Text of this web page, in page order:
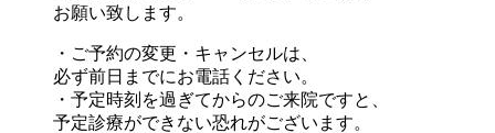
お願い致します。
・ご予約の変更・キャンセルは、
必ず前日までにお電話ください。
・予定時刻を過ぎてからのご来院ですと、
予定診療ができない恐れがございます。